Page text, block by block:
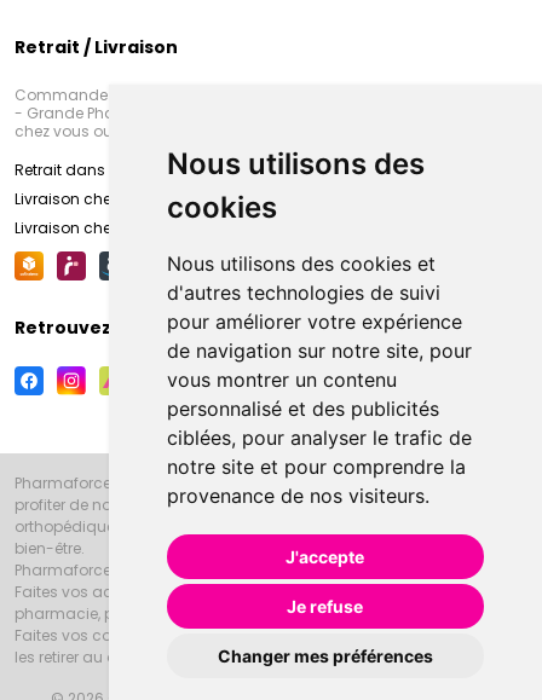
Nous utilisons des
cookies
Nous utilisons des cookies et
d'autres technologies de suivi
pour améliorer votre expérience
de navigation sur notre site, pour
vous montrer un contenu
personnalisé et des publicités
ciblées, pour analyser le trafic de
notre site et pour comprendre la
provenance de nos visiteurs.
J'accepte
Je refuse
Changer mes préférences
Retrait / Livraison
Commandez en ligne et venez chercher votre commande à Amiens
- Grande Pharmacie d’Amiens (Fachon) ou recevez-là rapidement
chez vous ou en point retrait
Retrait dans la pharmacie d’Amiens
Livraison chez vous
Livraison chez votre commerçant
Retrouvez-nous sur vos réseaux sociaux
Pharmaforce.fr et la Grande Pharmacie d’Amiens vous souhaitent de
profiter de notre accueil, de nos conseils pharmaceutiques,
orthopédiques, homéopathiques, parapharmaceutiques, beauté et
bien-être.
Pharmaforce.fr est le site internet de la Grande Pharmacie d’Amiens.
Faites vos achats en ligne grâce à un choix de 20000 références en
pharmacie, parapharmacie, diététique et animaux (vétérinaire).
Faites vos courses de pharmacie et parapharmacie en ligne et venez
les retirer au drive ou vous les faire livrer à domicile.